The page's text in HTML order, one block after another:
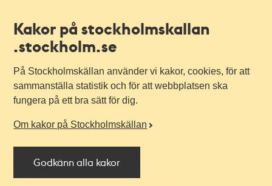
Kakor på stockholmskallan
.stockholm.se
På Stockholmskällan använder vi kakor, cookies, för att
sammanställa statistik och för att webbplatsen ska
fungera på ett bra sätt för dig.
Om kakor på Stockholmskällan
Godkänn alla kakor